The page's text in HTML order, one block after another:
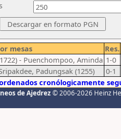
mesas
Res.
- Puenchompoo, Aminda 1-0
Padungsak (1255)
0-1
cronólogicamente
de Ajedrez © 2006-2026 Heinz